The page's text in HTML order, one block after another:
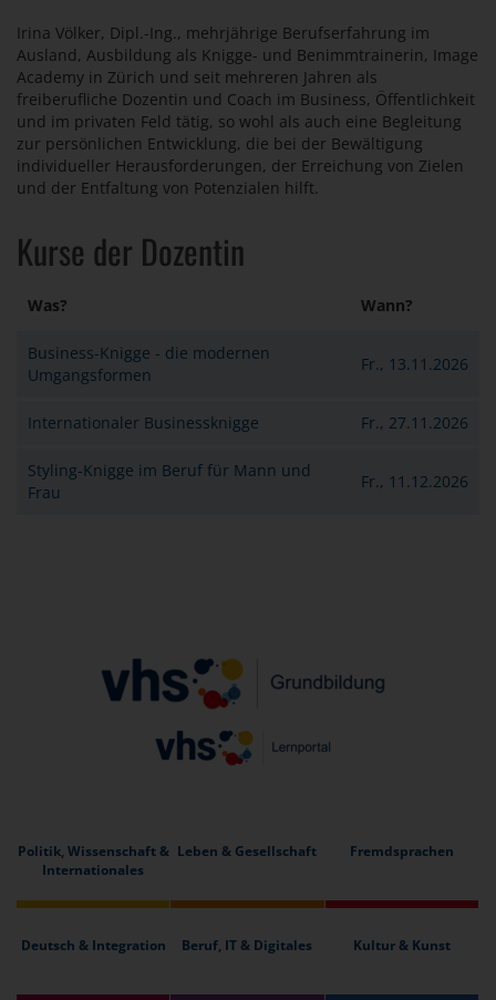
Irina Völker, Dipl.-Ing., mehrjährige Berufserfahrung im
Ausland, Ausbildung als Knigge- und Benimmtrainerin, Image
Academy in Zürich und seit mehreren Jahren als
freiberufliche Dozentin und Coach im Business, Öffentlichkeit
und im privaten Feld tätig, so wohl als auch eine Begleitung
zur persönlichen Entwicklung, die bei der Bewältigung
individueller Herausforderungen, der Erreichung von Zielen
und der Entfaltung von Potenzialen hilft.
Kurse der Dozentin
Was? Wann?
Business-Knigge - die modernen
Umgangsformen
Fr., 13.11.2026
Internationaler Businessknigge Fr., 27.11.2026
Styling-Knigge im Beruf für Mann und
Frau
Fr., 11.12.2026
Politik, Wissenschaft &
Internationales
Leben & Gesellschaft Fremdsprachen
Deutsch & Integration Beruf, IT & Digitales Kultur & Kunst